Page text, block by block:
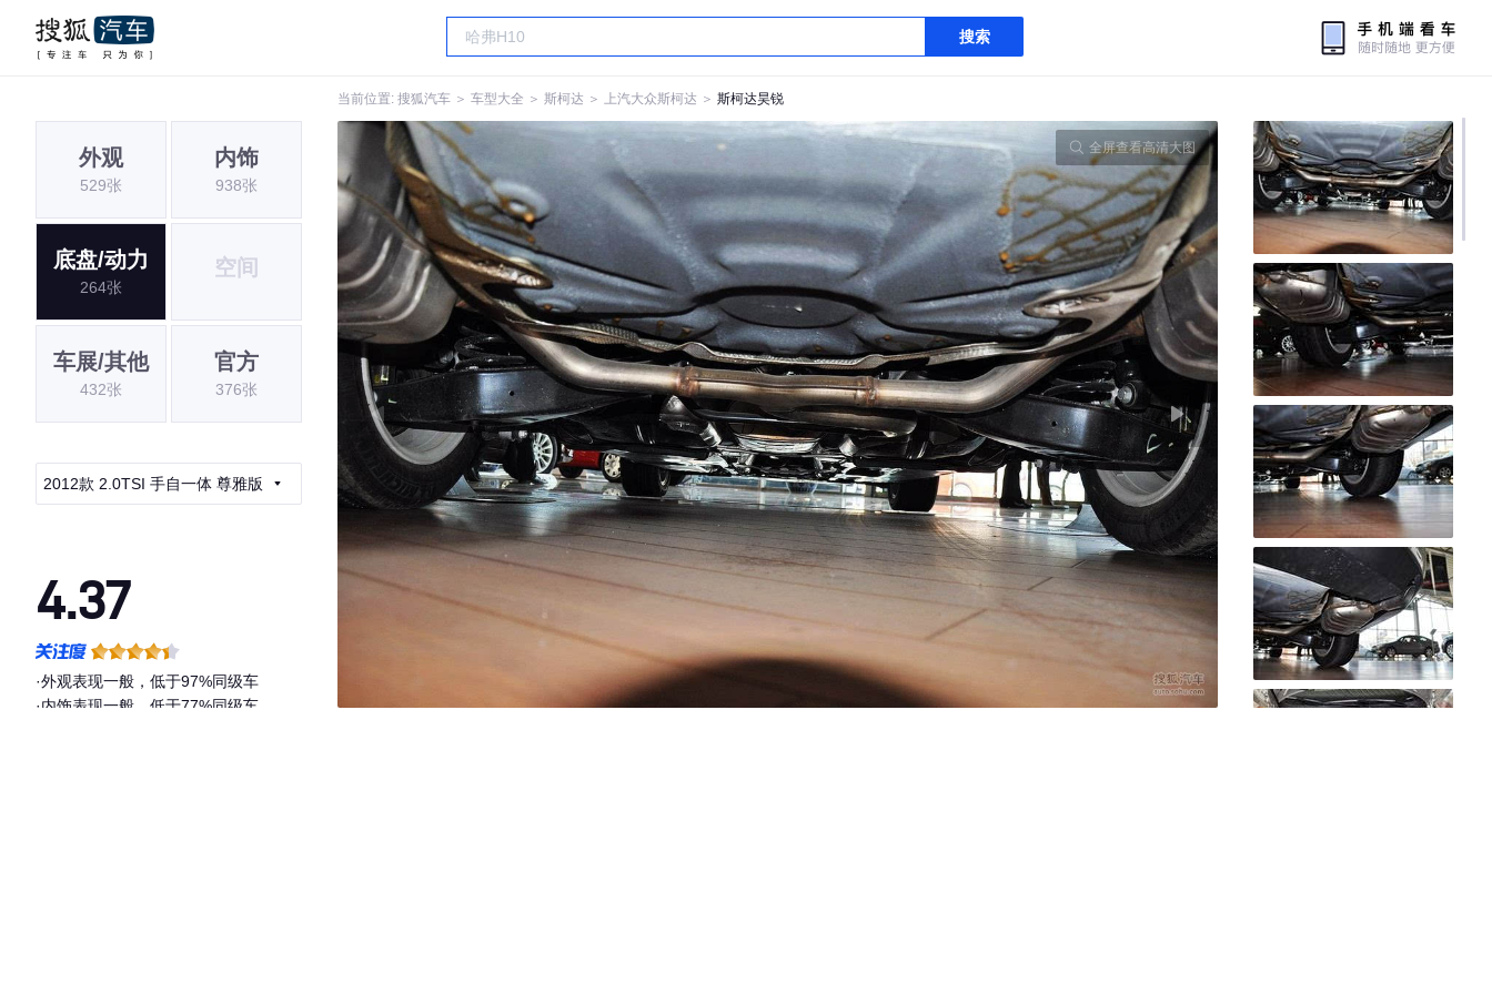
搜索
当前位置: 搜狐汽车 ＞ 车型大全 ＞ 斯柯达 ＞ 上汽大众斯柯达 ＞ 斯柯达昊锐
外观
529张
内饰
938张
底盘/动力
264张
空间
车展/其他
432张
官方
376张
2012款 2.0TSI 手自一体 尊雅版
4.37
·外观表现一般，低于97%同级车
·内饰表现一般，低于77%同级车
全屏查看高清大图